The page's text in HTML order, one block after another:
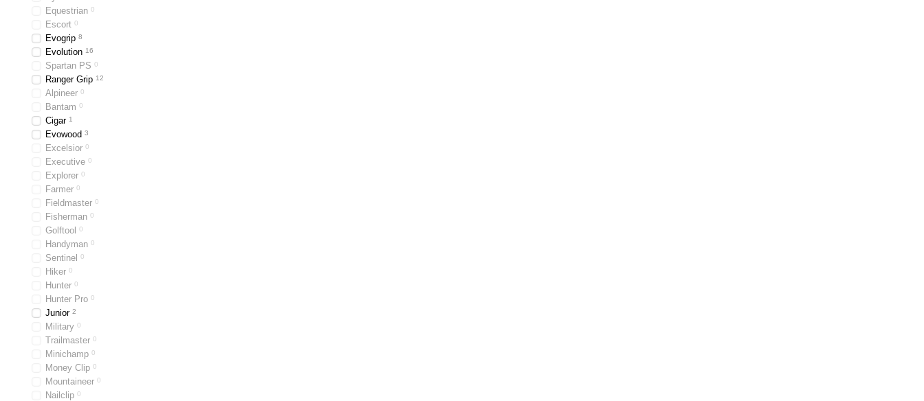
Equestrian 0
Escort 0
Evogrip 8
Evolution 16
Spartan PS 0
Ranger Grip 12
Alpineer 0
Bantam 0
Cigar 1
Evowood 3
Excelsior 0
Executive 0
Explorer 0
Farmer 0
Fieldmaster 0
Fisherman 0
Golftool 0
Handyman 0
Sentinel 0
Hiker 0
Hunter 0
Hunter Pro 0
Junior 2
Military 0
Trailmaster 0
Minichamp 0
Money Clip 0
Mountaineer 0
Nailclip 0